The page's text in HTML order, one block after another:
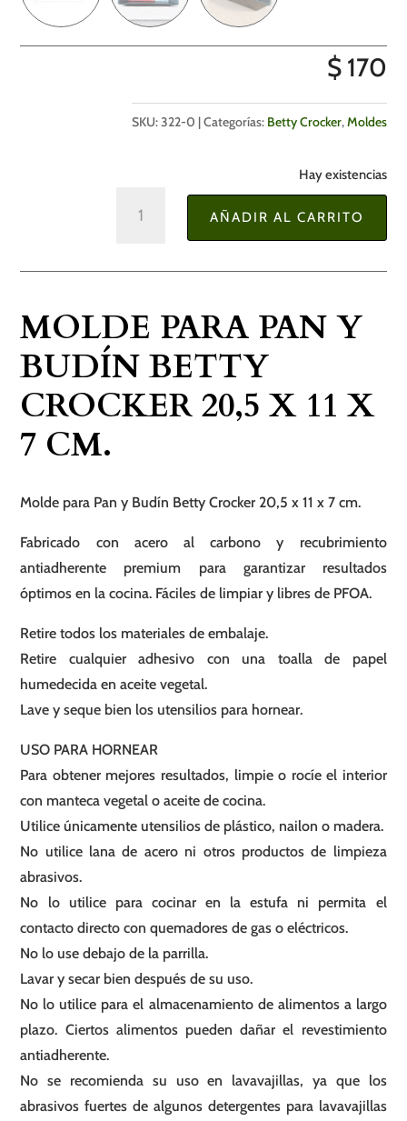
$170
SKU:322-0 Categorías: Betty Crocker,Moldes
Hay existencias
para
y
Betty
Crocker
20,5
x
cm.
AÑADIR AL CARRITO
MOLDE PARA PAN Y
BUDÍN BETTY
CROCKER 20,5 X 11 X
7 CM.
Molde para Pan y Budín Betty Crocker 20,5 x 11 x 7 cm.
Fabricado con acero al carbono y recubrimiento
antiadherente premium para garantizar resultados
óptimos en la cocina. Fáciles de limpiar y libres de PFOA.
Retire todos los materiales de embalaje.
Retire cualquier adhesivo con una toalla de papel
humedecida en aceite vegetal.
Lave y seque bien los utensilios para hornear.
USO PARA HORNEAR
Para obtener mejores resultados, limpie o rocíe el interior
con manteca vegetal o aceite de cocina.
Utilice únicamente utensilios de plástico, nailon o madera.
No utilice lana de acero ni otros productos de limpieza
abrasivos.
No lo utilice para cocinar en la estufa ni permita el
contacto directo con quemadores de gas o eléctricos.
No lo use debajo de la parrilla.
Lavar y secar bien después de su uso.
No lo utilice para el almacenamiento de alimentos a largo
plazo. Ciertos alimentos pueden dañar el revestimiento
antiadherente.
No se recomienda su uso en lavavajillas, ya que los
abrasivos fuertes de algunos detergentes para lavavajillas